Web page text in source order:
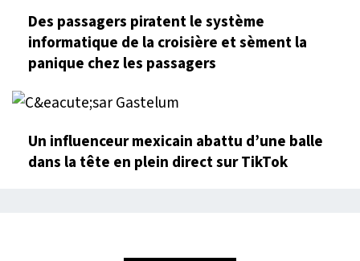
Des passagers piratent le système
informatique de la croisière et sèment la
panique chez les passagers
Un influenceur mexicain abattu d’une balle
dans la tête en plein direct sur TikTok